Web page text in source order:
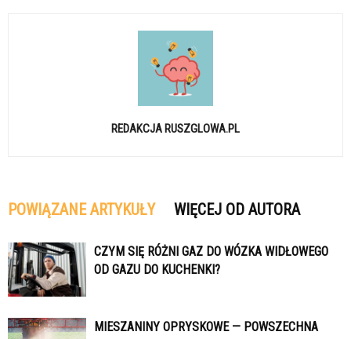
REDAKCJA RUSZGLOWA.PL
POWIĄZANE ARTYKUŁY WIĘCEJ OD AUTORA
CZYM SIĘ RÓŻNI GAZ DO WÓZKA WIDŁOWEGO
OD GAZU DO KUCHENKI?
MIESZANINY OPRYSKOWE — POWSZECHNA